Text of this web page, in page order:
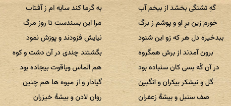
گهِ تشنگی بخشد از بیخم آب
به گرما کند سایه ام ز آفتاب
خورم زین برِ او و پوشم ز برگ
مرا این بسندست تا روز مرگ
ببدخیره دل هر که زو این شنود
نیایش فزودند و پوزش نمود
برون آمدند از برش همگروه
بگشتند چندی در آن دشت و کوه
در آن کُه بسی کان سنباده بود
هم الماس ویاقوت بیجاده بود
گل و نیشکر بیکران و انگبین
گیادار و از میوه ها هم چنین
صف سنبل و بیشهٔ زعفران
روان لادن و بیشهٔ خیزران